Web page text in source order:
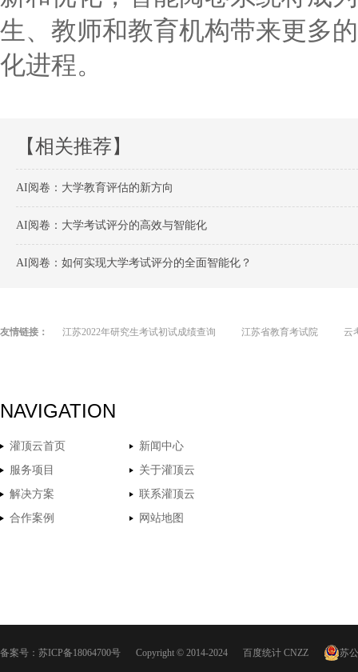
生、教师和教育机构带来更多
化进程。
【相关推荐】
AI阅卷：大学教育评估的新方向
AI阅卷：大学考试评分的高效与智能化
AI阅卷：如何实现大学考试评分的全面智能化？
友情链接： 江苏2022年研究生考试初试成绩查询 江苏省教育考试院 云
NAVIGATION
灌顶云首页
新闻中心
服务项目
关于灌顶云
解决方案
联系灌顶云
合作案例
网站地图
备案号： 苏ICP备18064700号 Copyright © 2014-2024 百度统计 CNZZ 苏